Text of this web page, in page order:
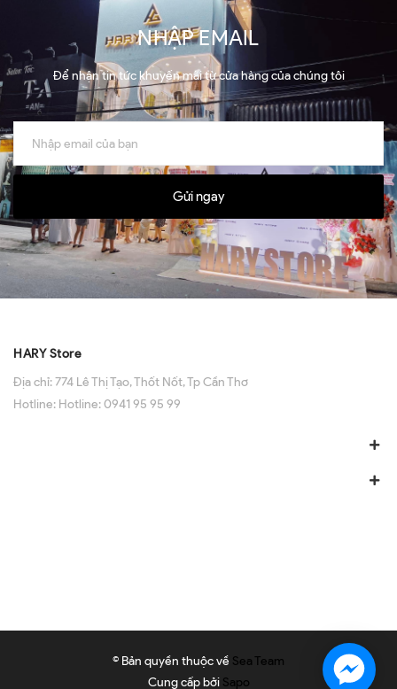
NHẬP EMAIL
Để nhận tin tức khuyến mãi từ cửa hàng của chúng tôi
Gửi ngay
HARY Store
Địa chỉ:774 Lê Thị Tạo, Thốt Nốt, Tp Cần Thơ
Hotline: Hotline: 0941 95 95 99
© Bản quyền thuộc về Sea Team
Cung cấp bởi Sapo